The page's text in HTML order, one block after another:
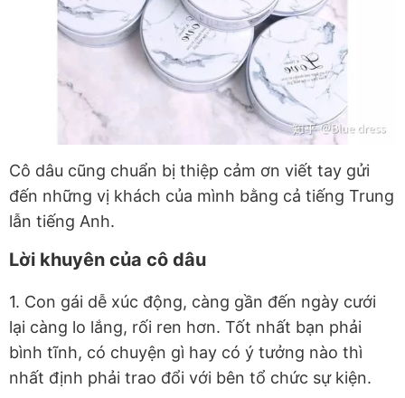
Cô dâu cũng chuẩn bị thiệp cảm ơn viết tay gửi
đến những vị khách của mình bằng cả tiếng Trung
lẫn tiếng Anh.
Lời khuyên của cô dâu
1. Con gái dễ xúc động, càng gần đến ngày cưới
lại càng lo lắng, rối ren hơn. Tốt nhất bạn phải
bình tĩnh, có chuyện gì hay có ý tưởng nào thì
nhất định phải trao đổi với bên tổ chức sự kiện.